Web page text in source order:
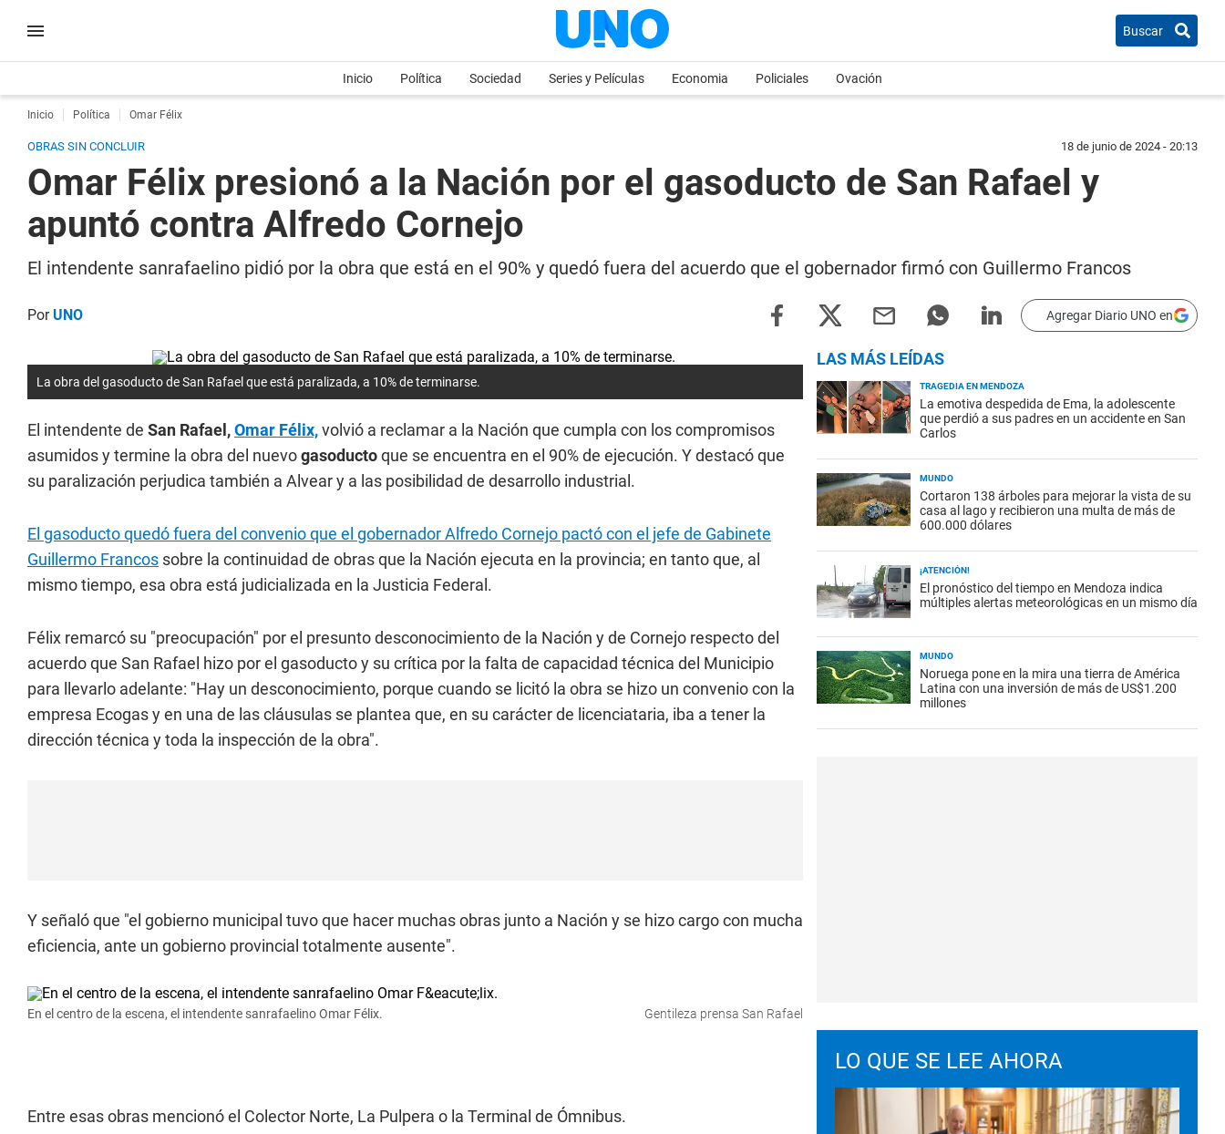
Buscar
Inicio Política Sociedad Series y Películas Economia Policiales Ovación
Inicio Política Omar Félix
OBRAS SIN CONCLUIR 18 de junio de 2024 - 20:13
Omar Félix presionó a la Nación por el gasoducto de San Rafael y
apuntó contra Alfredo Cornejo
El intendente sanrafaelino pidió por la obra que está en el 90% y quedó fuera del acuerdo que el gobernador firmó con Guillermo Francos
PorUNO Agregar Diario UNO en
La obra del gasoducto de San Rafael que está paralizada, a 10% de terminarse.
El intendente de San Rafael,Omar Félix,volvió a reclamar a la Nación que cumpla con los compromisos
asumidos y termine la obra del nuevogasoductoque se encuentra en el 90% de ejecución. Y destacó que
su paralización perjudica también a Alvear y a las posibilidad de desarrollo industrial.
El gasoducto quedó fuera del convenio que el gobernador Alfredo Cornejo pactó con el jefe de Gabinete
Guillermo Francos sobre la continuidad de obras que la Nación ejecuta en la provincia; en tanto que, al
mismo tiempo, esa obra está judicializada en la Justicia Federal.
Félix remarcó su "preocupación" por el presunto desconocimiento de la Nación y de Cornejo respecto del
acuerdo que San Rafael hizo por el gasoducto y su crítica por la falta de capacidad técnica del Municipio
para llevarlo adelante: "Hay un desconocimiento, porque cuando se licitó la obra se hizo un convenio con la
empresa Ecogas y en una de las cláusulas se plantea que, en su carácter de licenciataria, iba a tener la
dirección técnica y toda la inspección de la obra".
Y señaló que "el gobierno municipal tuvo que hacer muchas obras junto a Nación y se hizo cargo con mucha
eficiencia, ante un gobierno provincial totalmente ausente".
En el centro de la escena, el intendente sanrafaelino Omar Félix. Gentileza prensa San Rafael
Entre esas obras mencionó el Colector Norte, La Pulpera o la Terminal de Ómnibus.
LAS MÁS LEÍDAS
TRAGEDIA EN MENDOZA
La emotiva despedida de Ema, la adolescente
que perdió a sus padres en un accidente en San
Carlos
MUNDO
Cortaron 138 árboles para mejorar la vista de su
casa al lago y recibieron una multa de más de
600.000 dólares
¡ATENCIÓN!
El pronóstico del tiempo en Mendoza indica
múltiples alertas meteorológicas en un mismo día
MUNDO
Noruega pone en la mira una tierra de América
Latina con una inversión de más de US$1.200
millones
LO QUE SE LEE AHORA